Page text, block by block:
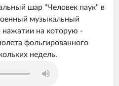
шар "Человек паук" в
музыкальный
нажатии на которую -
фольгированного
недель.